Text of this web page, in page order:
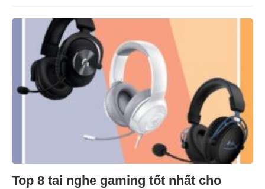
Top 8 tai nghe gaming tốt nhất cho